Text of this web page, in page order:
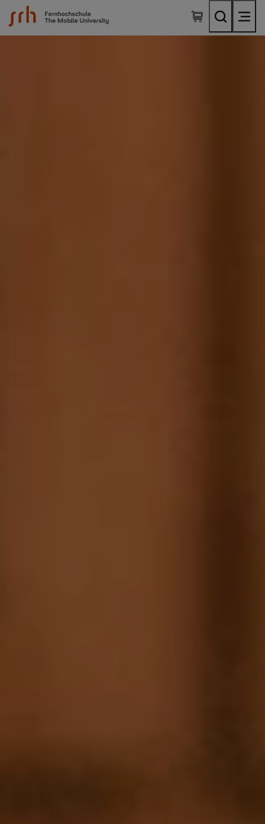
SRH Fernhochschule - The Mobile University